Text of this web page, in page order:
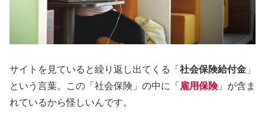
サイトを見ていると繰り返し出てくる「 社会保険給付金 」
という言葉。この「社会保険」の中に「 雇用保険」が含ま
れているから怪しいんです。